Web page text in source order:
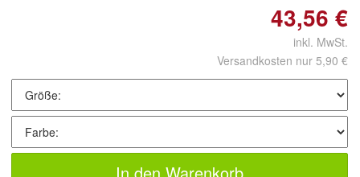
43,56 €
inkl. MwSt.
Versandkosten nur 5,90 €